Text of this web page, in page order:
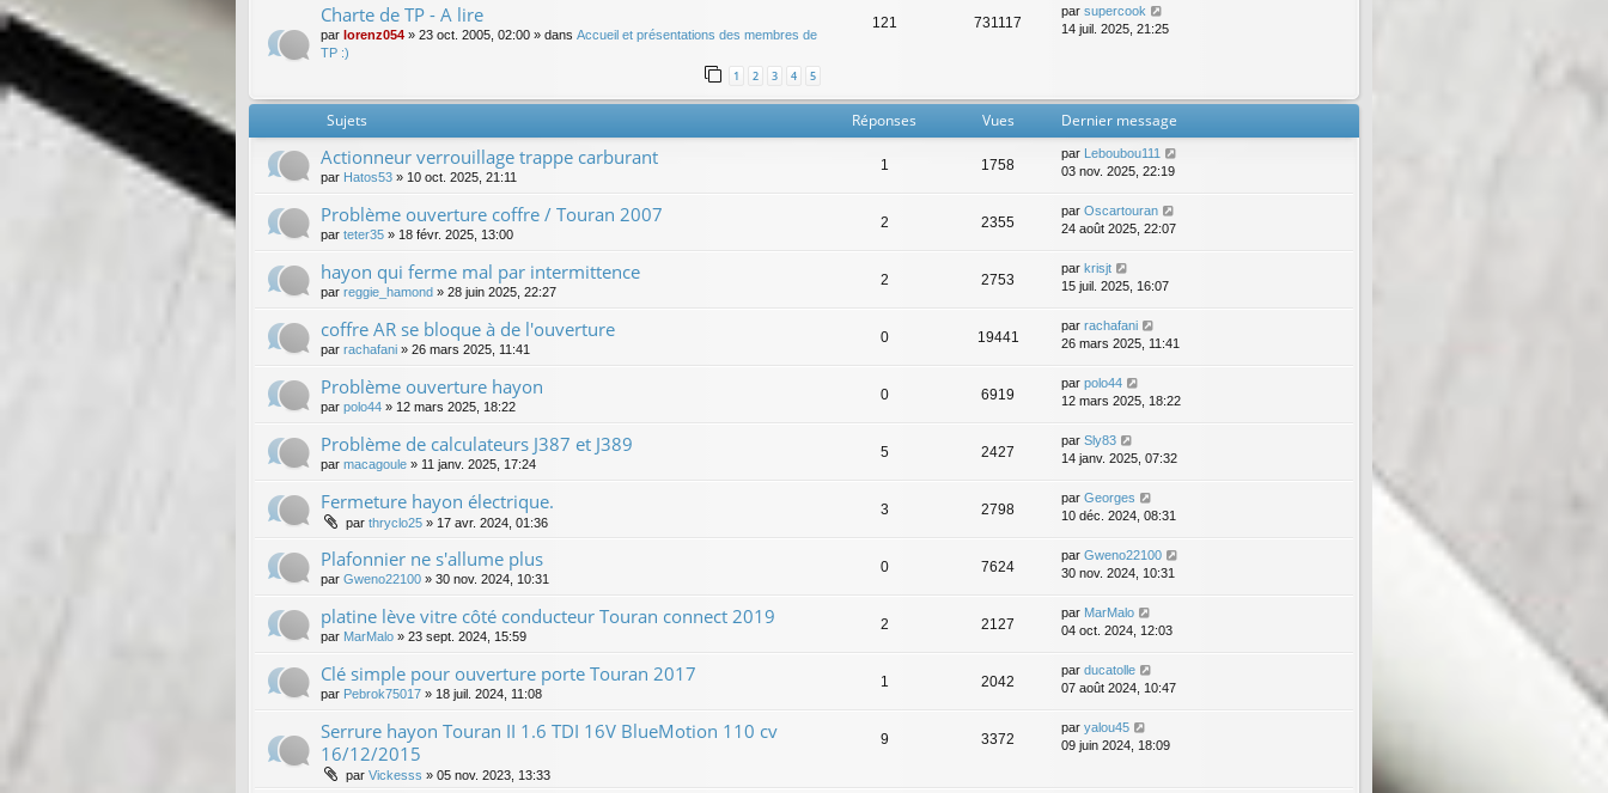
Charte de TP - A lire
par lorenz054 » 23 oct. 2005, 02:00 » dans Accueil et présentations des membres de
TP :)
1 2 3 4 5
121 731117
par supercook
14 juil. 2025, 21:25
Sujets Réponses Vues Dernier message
Actionneur verrouillage trappe carburant
par Hatos53 » 10 oct. 2025, 21:11
1 1758
par Leboubou111
03 nov. 2025, 22:19
Problème ouverture coffre / Touran 2007
par teter35 » 18 févr. 2025, 13:00
2 2355
par Oscartouran
24 août 2025, 22:07
hayon qui ferme mal par intermittence
par reggie_hamond » 28 juin 2025, 22:27
2 2753
par krisjt
15 juil. 2025, 16:07
coffre AR se bloque à de l'ouverture
par rachafani » 26 mars 2025, 11:41
0 19441
par rachafani
26 mars 2025, 11:41
Problème ouverture hayon
par polo44 » 12 mars 2025, 18:22
0 6919
par polo44
12 mars 2025, 18:22
Problème de calculateurs J387 et J389
par macagoule » 11 janv. 2025, 17:24
5 2427
par Sly83
14 janv. 2025, 07:32
Fermeture hayon électrique.
par thryclo25 » 17 avr. 2024, 01:36
3 2798
par Georges
10 déc. 2024, 08:31
Plafonnier ne s'allume plus
par Gweno22100 » 30 nov. 2024, 10:31
0 7624
par Gweno22100
30 nov. 2024, 10:31
platine lève vitre côté conducteur Touran connect 2019
par MarMalo » 23 sept. 2024, 15:59
2 2127
par MarMalo
04 oct. 2024, 12:03
Clé simple pour ouverture porte Touran 2017
par Pebrok75017 » 18 juil. 2024, 11:08
1 2042
par ducatolle
07 août 2024, 10:47
Serrure hayon Touran II 1.6 TDI 16V BlueMotion 110 cv
16/12/2015
par Vickesss » 05 nov. 2023, 13:33
9 3372
par yalou45
09 juin 2024, 18:09